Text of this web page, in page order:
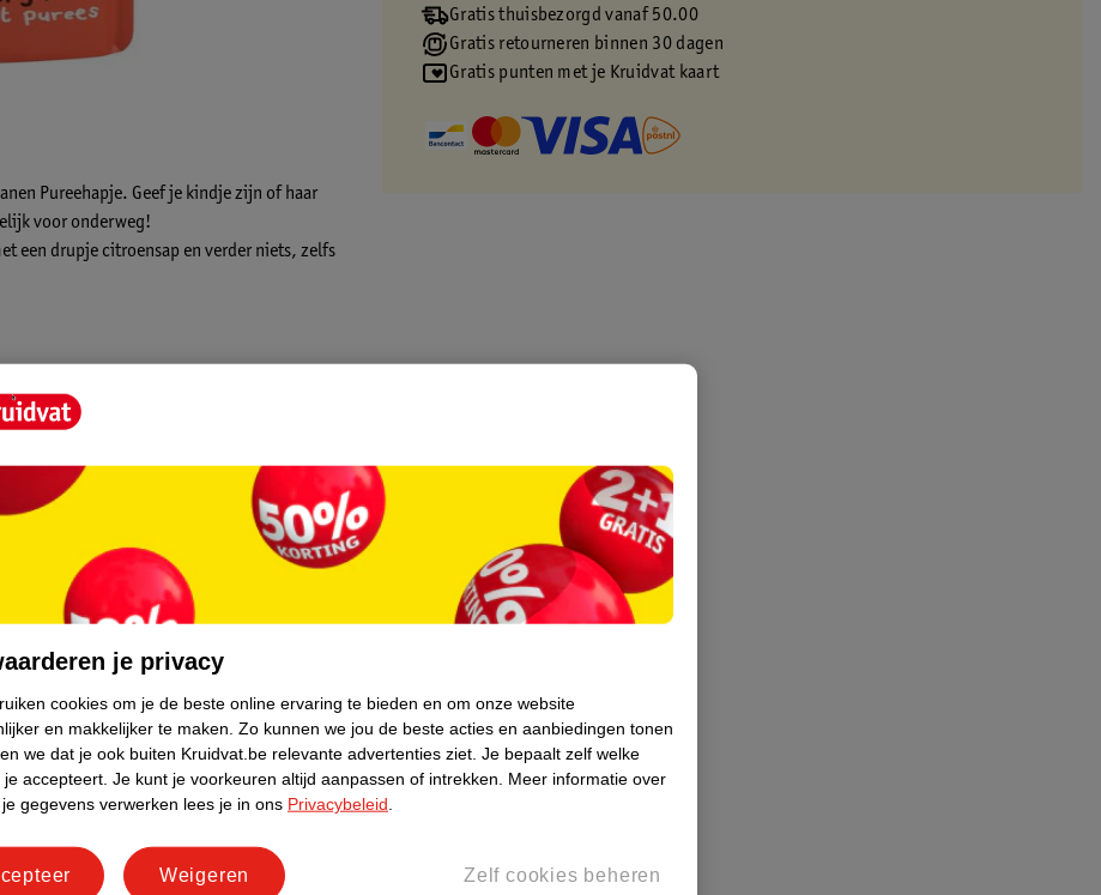
Pureehapje. Geef je kindje zijn of haar
voor onderweg!
een drupje citroensap en verder niets, zelfs
Score.
Gratis thuisbezorgd vanaf 50.00
Gratis retourneren binnen 30 dagen
Gratis punten met je Kruidvat kaart
je privacy
cookies om je de beste online ervaring te bieden en om onze website
en makkelijker te maken. Zo kunnen we jou de beste acties en aanbiedingen tonen
we dat je ook buiten Kruidvat.be relevante advertenties ziet. Je bepaalt zelf welke
accepteert. Je kunt je voorkeuren altijd aanpassen of intrekken.
Meer informatie over
gegevens verwerken lees je in ons Privacybeleid
Zelf cookies beheren
Weigeren